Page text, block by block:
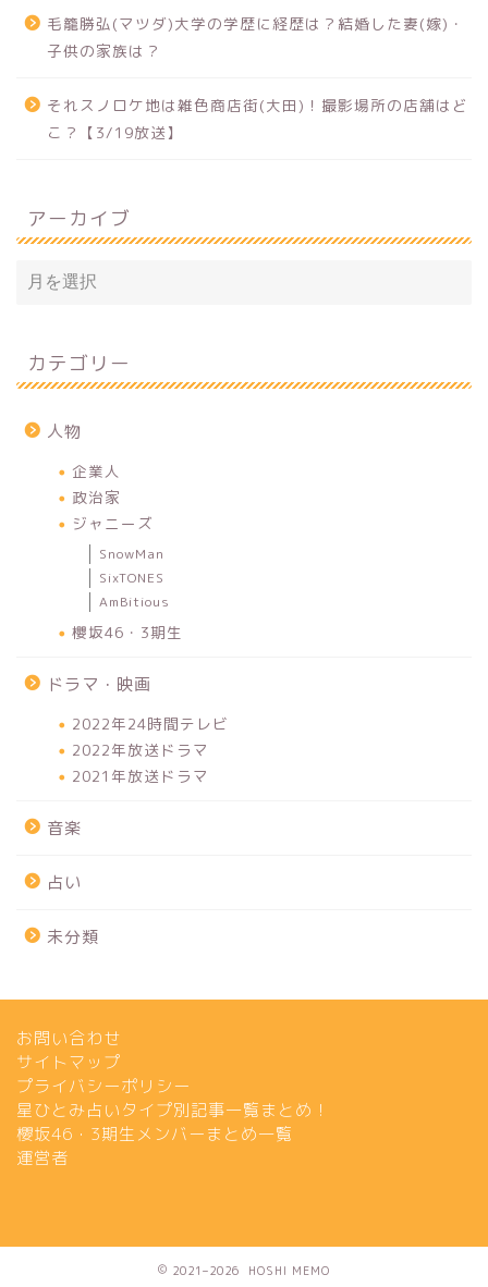
毛籠勝弘(マツダ)大学の学歴に経歴は？結婚した妻(嫁)・
子供の家族は？
それスノロケ地は雑色商店街(大田)！撮影場所の店舗はど
こ？【3/19放送】
アーカイブ
カテゴリー
人物
企業人
政治家
ジャニーズ
SnowMan
SixTONES
AmBitious
櫻坂46・3期生
ドラマ・映画
2022年24時間テレビ
2022年放送ドラマ
2021年放送ドラマ
音楽
占い
未分類
お問い合わせ
サイトマップ
プライバシーポリシー
星ひとみ占いタイプ別記事一覧まとめ！
櫻坂46・3期生メンバーまとめ一覧
運営者
2021–2026 HOSHI MEMO